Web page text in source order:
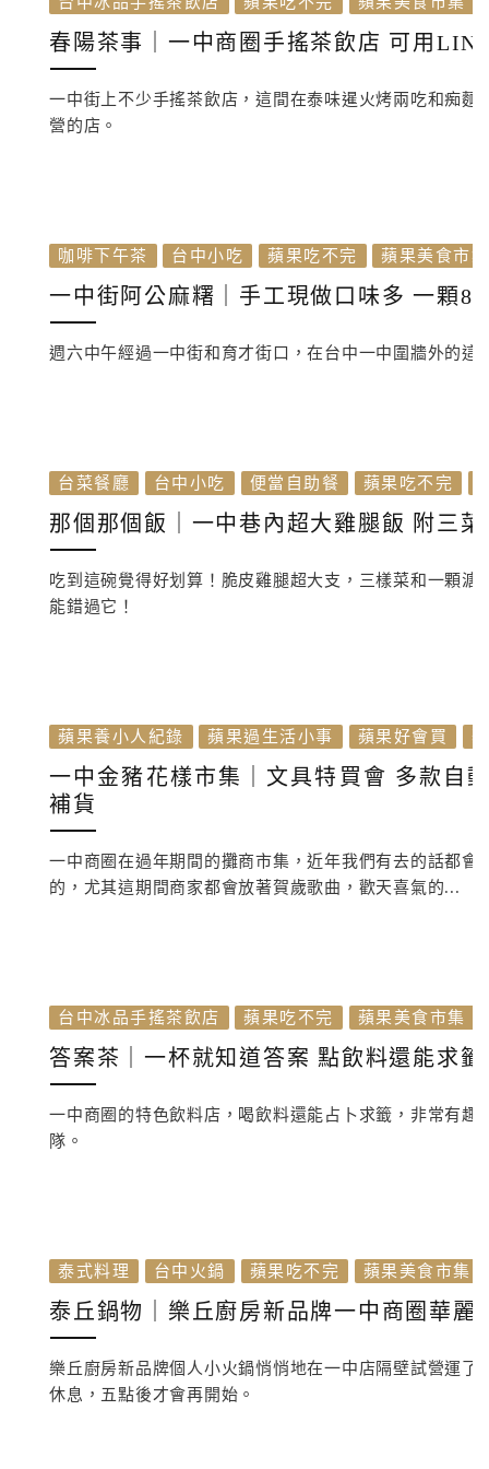
春陽茶事｜一中商圈手搖茶飲店 可用
一中街上不少手搖茶飲店，這間在泰味暹火烤兩吃和痴
營的店。
咖啡下午茶 台中小吃 蘋果吃不完 蘋果美食市集
一中街阿公麻糬｜手工現做口味多 一顆8
週六中午經過一中街和育才街口，在台中一中圍牆外的這
台菜餐廳 台中小吃 便當自助餐 蘋果吃不完
那個那個飯｜一中巷內超大雞腿飯 附三
吃到這碗覺得好划算！脆皮雞腿超大支，三樣菜和一顆
能錯過它！
蘋果養小人紀錄 蘋果過生活小事 蘋果好會買
一中金豬花樣市集｜文具特買會 多款自
補貨
一中商圈在過年期間的攤商市集，近年我們有去的話都
的，尤其這期間商家都會放著賀歲歌曲，歡天喜氣的...
台中冰品手搖茶飲店 蘋果吃不完 蘋果美食市集
答案茶｜一杯就知道答案 點飲料還能求
一中商圈的特色飲料店，喝飲料還能占卜求籤，非常有
隊。
泰式料理 台中火鍋 蘋果吃不完 蘋果美食市集
泰丘鍋物｜樂丘廚房新品牌一中商圈華
樂丘廚房新品牌個人小火鍋悄悄地在一中店隔壁試營運
休息，五點後才會再開始。